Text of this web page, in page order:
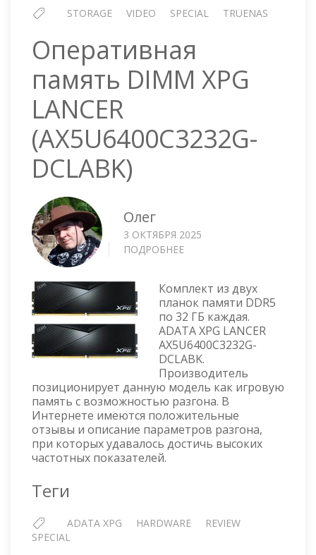
STORAGE VIDEO SPECIAL TRUENAS
Оперативная
память DIMM XPG
LANCER
(AX5U6400C3232G-
DCLABK)
Олег
3 ОКТЯБРЯ 2025
ПОДРОБНЕЕ
DIMM
XPG
LANCER
(AX5U6400C3232G-
DCLABK)
Комплект из двух
планок памяти DDR5
по 32 ГБ каждая.
ADATA XPG LANCER
AX5U6400C3232G-
DCLABK.
Производитель
позиционирует данную модель как игровую
память с возможностью разгона. В
Интернете имеются положительные
отзывы и описание параметров разгона,
при которых удавалось достичь высоких
частотных показателей.
Теги
ADATA XPG HARDWARE
REVIEW
SPECIAL